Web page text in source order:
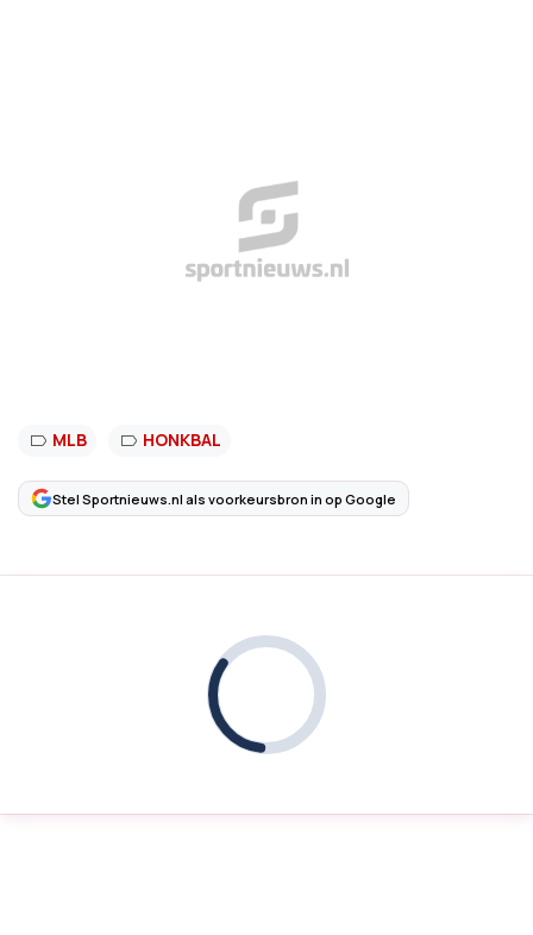
MLB HONKBAL
Stel Sportnieuws.nl als voorkeursbron in op Google